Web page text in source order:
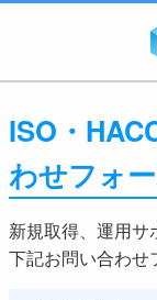
ISO・
わせフォ
新規取得、運用サ
下記お問い合わせ